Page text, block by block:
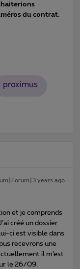
du contrat.
proximus
years ago
et je comprends
créé un dossier
ci est visible dans
recevrons une
il m’est
le 26/09.